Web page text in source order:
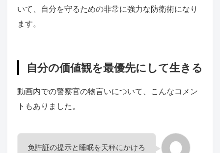
いて、自分を守るための非常に強力な防衛術になり
ます。
自分の価値観を最優先にして生きる
動画内での警察官の物言いについて、こんなコメン
トもありました。
免許証の提示と睡眠を天秤にかけろ